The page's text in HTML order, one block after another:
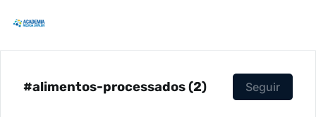
#alimentos-processados (2) Seguir